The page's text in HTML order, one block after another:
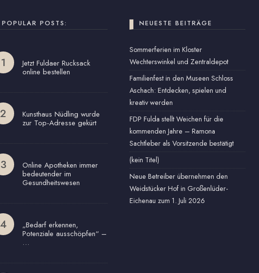
POPULAR POSTS:
Jetzt Fuldaer Rucksack
online bestellen
Kunsthaus Nüdling wurde
zur Top-Adresse gekürt
Online Apotheken immer
bedeutender im
Gesundheitswesen
„Bedarf erkennen,
Potenziale ausschöpfen“ –
…
NEUESTE BEITRÄGE
Sommerferien im Kloster
Wechterswinkel und Zentraldepot
Familienfest in den Museen Schloss
Aschach: Entdecken, spielen und
kreativ werden
FDP Fulda stellt Weichen für die
kommenden Jahre – Ramona
Sachtleber als Vorsitzende bestätigt
(kein Titel)
Neue Betreiber übernehmen den
Weidstücker Hof in Großenlüder-
Eichenau zum 1. Juli 2026